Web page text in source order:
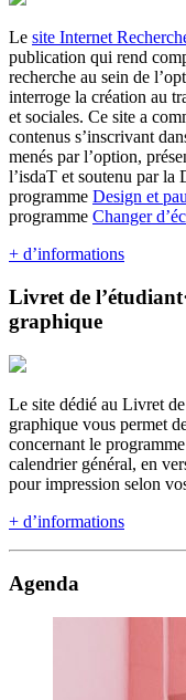
Le site Internet
publication qui rend
recherche au sein de
interroge la création au
et sociales. Ce site a
contenus s’inscrivant
menés par l’option,
l’isdaT et soutenu par
programme Design et
programme Changer
+ d’informations
Livret de
graphique
Le site dédié au Livret
graphique vous permet
concernant le
calendrier général, en
pour impression selon
+ d’informations
Agenda